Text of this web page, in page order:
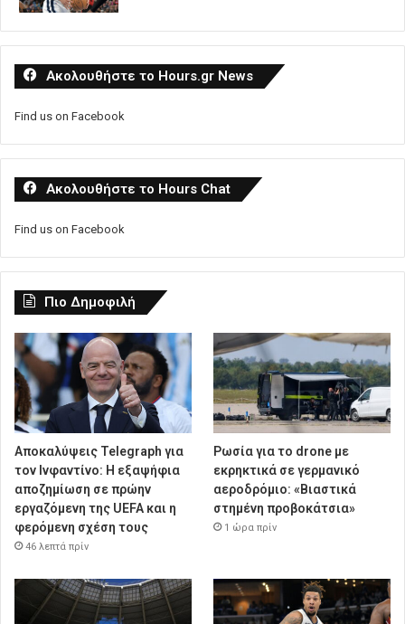
Ακολουθήστε το Hours.gr News
Find us on Facebook
Ακολουθήστε το Hours Chat
Find us on Facebook
Πιο Δημοφιλή
Αποκαλύψεις Telegraph για
τον Ινφαντίνο: Η εξαψήφια
αποζημίωση σε πρώην
εργαζόμενη της UEFA και η
φερόμενη σχέση τους
46 λεπτά πρίν
Ρωσία για το drone με
εκρηκτικά σε γερμανικό
αεροδρόμιο: «Βιαστικά
στημένη προβοκάτσια»
1 ώρα πρίν